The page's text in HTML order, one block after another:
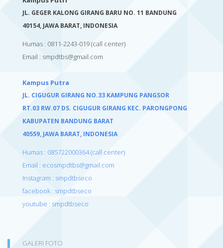
JL. GEGER KALONG GIRANG BARU NO. 11 BANDUNG
40154, JAWA BARAT, INDONESIA
Humas : 0811-2243-019(call center)
Email : smpdtbs@gmail.com
Kampus Putra
JL. CIGUGUR GIRANG NO.33 KAMPUNG PANGSOR
RT.03 RW.07 DS. CIGUGUR GIRANG KEC. PARONGPONG
KABUPATEN BANDUNG BARAT
40559, JAWA BARAT, INDONESIA
Humas : 085722000364 (call center)
Email : ecosmpdtbs@gmail.com
Instagram : smpdtbseco
facebook : smpdtbseco
youtube : smpdtbseco
GALERI FOTO